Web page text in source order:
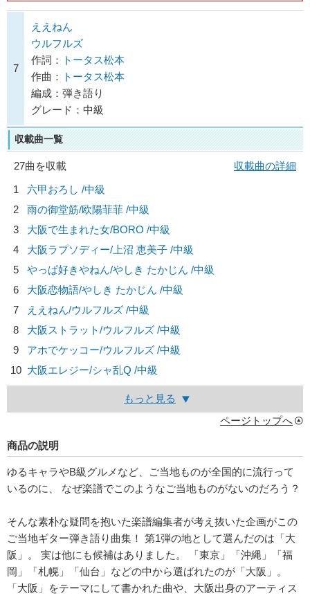
7
ええねん
ウルフルズ
作詞：
トータス松本
作曲：
トータス松本
編成：弾き語り
グレード：中級
収載曲一覧
27曲を収載
収載曲の詳細
1
六甲おろし /中級
2
雨の御堂筋/欧陽菲菲 /中級
3
大阪で生まれた女/BORO /中級
4
大阪ラプソディー/ 上沼 恵美子 /中級
5
やっぱ好きやねん/やしき たかじん /中級
6
大阪恋物語/やしき たかじん /中級
7
ええねん/ウルフルズ /中級
8
大阪ストラット/ウルフルズ /中級
9
アホでケッコー/ウルフルズ /中級
10 大阪エレジー/シャ乱Q /中級
もっと見る
ページトップへ
商品の説明
ゆるキャラやB級グルメなど、ご当地ものが全国的に流行って
いるのに、 なぜ楽譜でこのようなご当地ものがないのだろう？
そんな素朴な疑問を抱いた楽譜編集者が考え抜いた企画がこの
ご当地ギター弾き語り曲集！ 第1弾の地として選んだのは「大
阪」。 実は他にも候補はありました。 「東京」「沖縄」「福
岡」「札幌」「仙台」などの中から選ばれたのが「大阪」。
「大阪」をテーマにして書かれた曲や、大阪出身のアーティス